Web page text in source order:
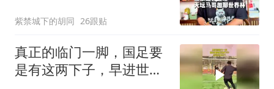
紫禁城下的胡同 26跟贴
真正的临门一脚，国足要
是有这两下子，早进世界